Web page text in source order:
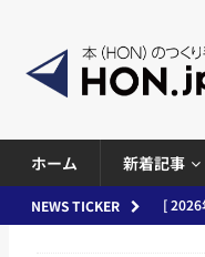
ホーム 新着記事
NEWS TICKER [